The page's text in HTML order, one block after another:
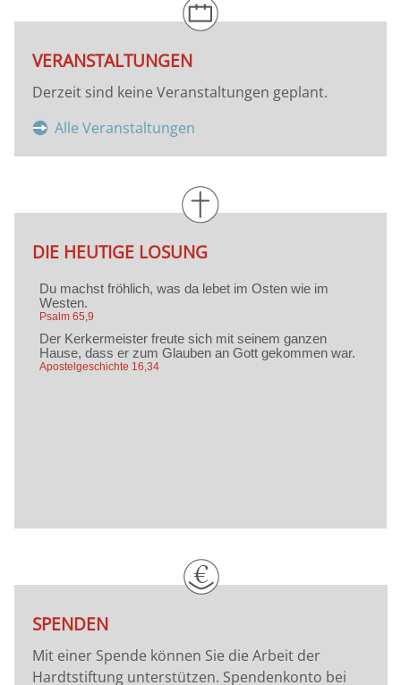
VERANSTALTUNGEN
Derzeit sind keine Veranstaltungen geplant.
Alle Veranstaltungen
DIE HEUTIGE LOSUNG
SPENDEN
Mit einer Spende können Sie die Arbeit der
Hardtstiftung unterstützen. Spendenkonto bei